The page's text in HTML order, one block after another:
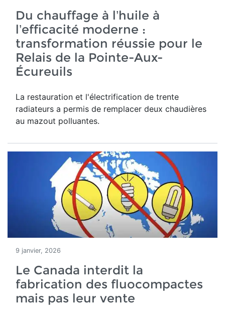
Du chauffage à l’huile à
l’efficacité moderne :
transformation réussie pour le
Relais de la Pointe-Aux-
Écureuils
La restauration et l'électrification de trente
radiateurs a permis de remplacer deux chaudières
au mazout polluantes.
9 janvier, 2026
Le Canada interdit la
fabrication des fluocompactes
mais pas leur vente